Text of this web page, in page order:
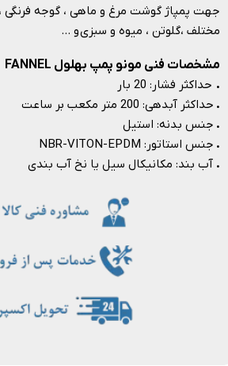
جهت پمپاژ گوشت مرغ و ماهی ، گوجه
مختلف ،‌گلوتن ، میوه و سبزی و …​​​​​​​
مشخصات فنی مونو پمپ بهلول FANNEL
. حداکثر فشار: 20 بار
. حداکثر آبدهی: 200 متر مکعب بر ساعت
. جنس بدنه: استیل
. جنس استاتور: NBR-VITON-EPDM
. آب بند: مکانیکال سیل یا نخ آب بندی